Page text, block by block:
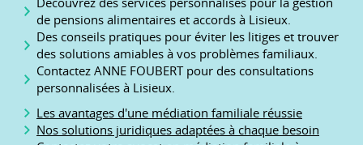
de pensions alimentaires et accords à Lisieux.
Des conseils pratiques pour éviter les litiges et trouver
des solutions amiables à vos problèmes familiaux.
Contactez ANNE FOUBERT pour des consultations
personnalisées à Lisieux.
Les avantages d'une médiation familiale réussie
Nos solutions juridiques adaptées à chaque besoin